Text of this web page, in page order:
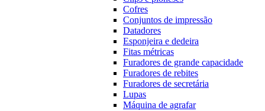
Cofres
Conjuntos de impressão
Datadores
Esponjeira e dedeira
Fitas métricas
Furadores de grande capacidade
Furadores de rebites
Furadores de secretária
Lupas
Máquina de agrafar